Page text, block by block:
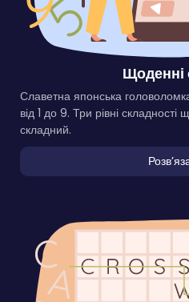
Щоденні
Славетна японська
від 1 до 9. Три рівні складності
складний.